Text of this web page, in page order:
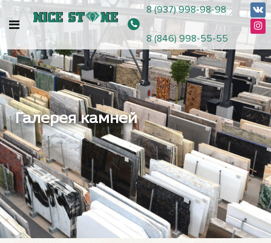
8 (937) 998-98-98
8 (846) 998-55-55
Галерея камней